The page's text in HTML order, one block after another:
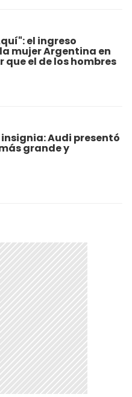
el ingreso
mujer Argentina en
que el de los hombres
Audi presentó
más grande y